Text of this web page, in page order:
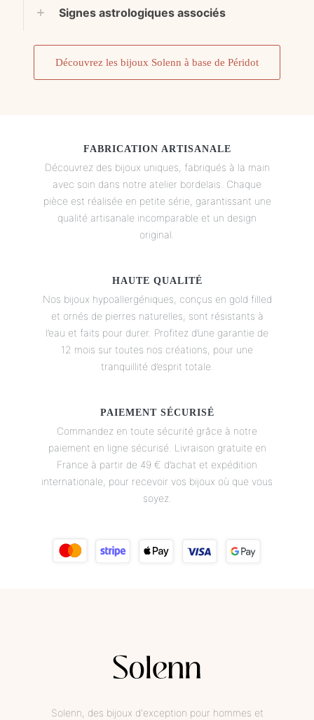
Signes astrologiques associés
Découvrez les bijoux Solenn à base de Péridot
FABRICATION ARTISANALE
Découvrez des bijoux uniques, fabriqués à la main
avec soin dans notre atelier bordelais. Chaque
pièce est réalisée en petite série, garantissant une
qualité artisanale incomparable et un design
original.
HAUTE QUALITÉ
Nos bijoux hypoallergéniques, conçus en gold filled
et ornés de pierres naturelles, sont résistants à
l’eau et faits pour durer. Profitez d’une garantie de
12 mois sur toutes nos créations, pour une
tranquillité d’esprit totale.
PAIEMENT SÉCURISÉ
Commandez en toute sécurité grâce à notre
paiement en ligne sécurisé. Livraison gratuite en
France à partir de 49 € d’achat et expédition
internationale, pour recevoir vos bijoux où que vous
soyez.
Solenn, des bijoux d'exception pour hommes et